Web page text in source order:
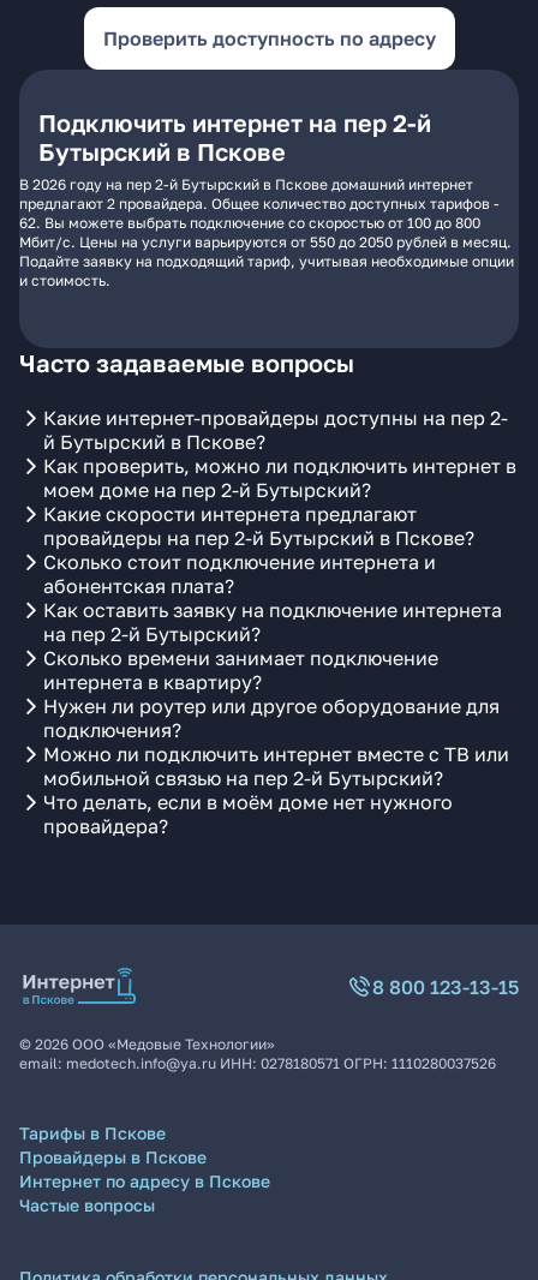
Проверить доступность по адресу
Подключить интернет на пер 2-й
Бутырский в Пскове
В 2026 году на пер 2-й Бутырский в Пскове домашний интернет
предлагают 2 провайдера. Общее количество доступных тарифов -
62. Вы можете выбрать подключение со скоростью от 100 до 800
Мбит/с. Цены на услуги варьируются от 550 до 2050 рублей в месяц.
Подайте заявку на подходящий тариф, учитывая необходимые опции
и стоимость.
Часто задаваемые вопросы
Какие интернет-провайдеры доступны на пер 2-
й Бутырский в Пскове?
Как проверить, можно ли подключить интернет в
моем доме на пер 2-й Бутырский?
Какие скорости интернета предлагают
провайдеры на пер 2-й Бутырский в Пскове?
Сколько стоит подключение интернета и
абонентская плата?
Как оставить заявку на подключение интернета
на пер 2-й Бутырский?
Сколько времени занимает подключение
интернета в квартиру?
Нужен ли роутер или другое оборудование для
подключения?
Можно ли подключить интернет вместе с ТВ или
мобильной связью на пер 2-й Бутырский?
Что делать, если в моём доме нет нужного
провайдера?
8 800 123-13-15
© 2026 ООО «Медовые Технологии»
email: medotech.info@ya.ru ИНН: 0278180571 ОГРН: 1110280037526
Тарифы в Пскове
Провайдеры в Пскове
Интернет по адресу в Пскове
Частые вопросы